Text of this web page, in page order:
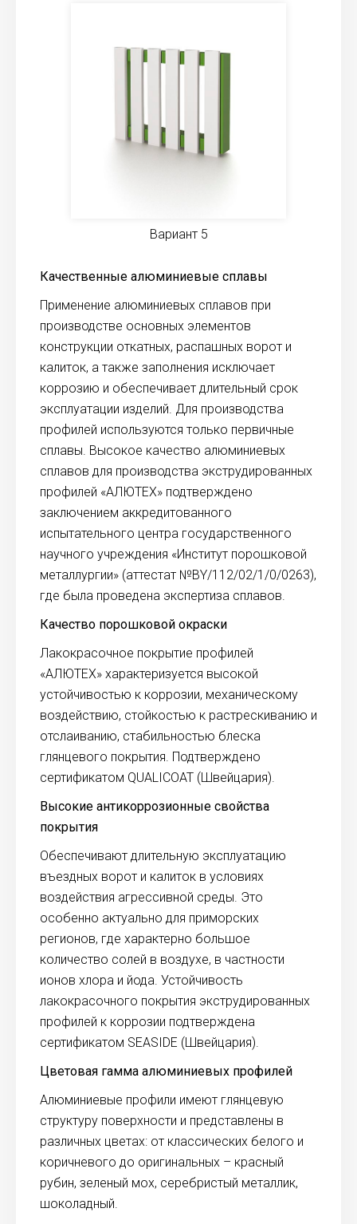
Вариант 5
Качественные алюминиевые сплавы
Применение алюминиевых сплавов при
производстве основных элементов
конструкции откатных, распашных ворот и
калиток, а также заполнения исключает
коррозию и обеспечивает длительный срок
эксплуатации изделий. Для производства
профилей используются только первичные
сплавы. Высокое качество алюминиевых
сплавов для производства экструдированных
профилей «АЛЮТЕХ» подтверждено
заключением аккредитованного
испытательного центра государственного
научного учреждения «Институт порошковой
металлургии» (аттестат №BY/112/02/1/0/0263),
где была проведена экспертиза сплавов.
Качество порошковой окраски
Лакокрасочное покрытие профилей
«АЛЮТЕХ» характеризуется высокой
устойчивостью к коррозии, механическому
воздействию, стойкостью к растрескиванию и
отслаиванию, стабильностью блеска
глянцевого покрытия. Подтверждено
сертификатом QUALICOAT (Швейцария).
Высокие антикоррозионные свойства
покрытия
Обеспечивают длительную эксплуатацию
въездных ворот и калиток в условиях
воздействия агрессивной среды. Это
особенно актуально для приморских
регионов, где характерно большое
количество солей в воздухе, в частности
ионов хлора и йода. Устойчивость
лакокрасочного покрытия экструдированных
профилей к коррозии подтверждена
сертификатом SEASIDE (Швейцария).
Цветовая гамма алюминиевых профилей
Алюминиевые профили имеют глянцевую
структуру поверхности и представлены в
различных цветах: от классических белого и
коричневого до оригинальных – красный
рубин, зеленый мох, серебристый металлик,
шоколадный.